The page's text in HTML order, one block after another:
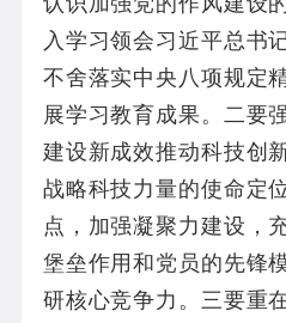
入学习领会习近平总书
不舍落实中央八项规定
展学习教育成果。二要
建设新成效推动科技创
战略科技力量的使命定
点，加强凝聚力建设，
堡垒作用和党员的先锋
研核心竞争力。三要重